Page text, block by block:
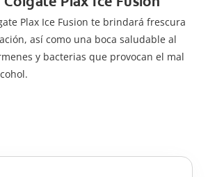
Plax Ice Fusion te brindará frescura
así como una boca saludable al
y bacterias que provocan el mal